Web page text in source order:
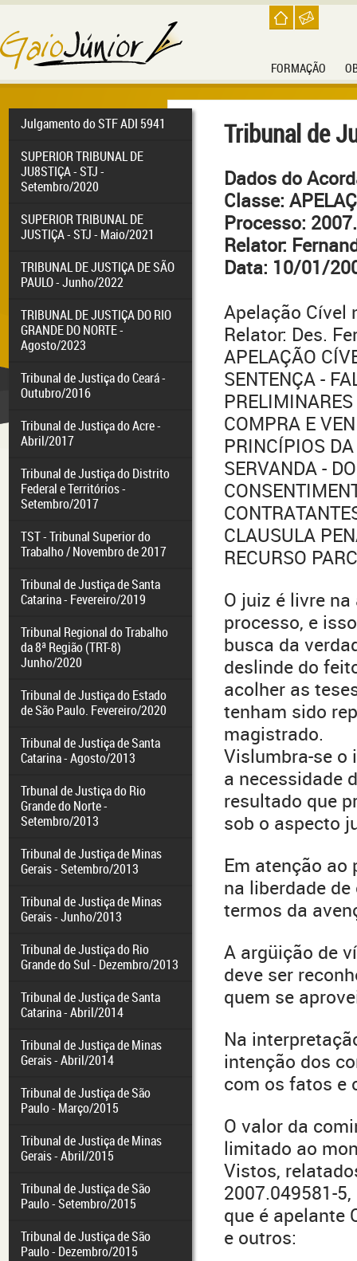
FORMAÇÃO
Julgamento do STF ADI 5941
SUPERIOR TRIBUNAL DE
JU8STIÇA - STJ -
Setembro/2020
SUPERIOR TRIBUNAL DE
JUSTIÇA - STJ - Maio/2021
TRIBUNAL DE JUSTIÇA DE SÃO
PAULO - Junho/2022
TRIBUNAL DE JUSTIÇA DO RIO
GRANDE DO NORTE -
Agosto/2023
Tribunal de Justiça do Ceará -
Outubro/2016
Tribunal de Justiça do Acre -
Abril/2017
Tribunal de Justiça do Distrito
Federal e Territórios -
Setembro/2017
TST - Tribunal Superior do
Trabalho / Novembro de 2017
Tribunal de Justiça de Santa
Catarina - Fevereiro/2019
Tribunal Regional do Trabalho
da 8ª Região (TRT-8)
Junho/2020
Tribunal de Justiça do Estado
de São Paulo. Fevereiro/2020
Tribunal de Justiça de Santa
Catarina - Agosto/2013
Trbunal de Justiça do Rio
Grande do Norte -
Setembro/2013
Tribunal de Justiça de Minas
Gerais - Setembro/2013
Tribunal de Justiça de Minas
Gerais - Junho/2013
Tribunal de Justiça do Rio
Grande do Sul - Dezembro/2013
Tribunal de Justiça de Santa
Catarina - Abril/2014
Tribunal de Justiça de Minas
Gerais - Abril/2014
Tribunal de Justiça de São
Paulo - Março/2015
Tribunal de Justiça de Minas
Gerais - Abril/2015
Tribunal de Justiça de São
Paulo - Setembro/2015
Tribunal de Justiça de São
Paulo - Dezembro/2015
Tribunal de
Dados do
Classe:
Processo:
Relator:
Data: 10/01/
Apelação Cível
Relator: Des.
APELAÇÃO
SENTENÇA -
COMPRA E
PRINCÍPIOS
SERVANDA -
CLAUSULA
RECURSO
O juiz é livre
processo, e
busca da
deslinde do
acolher as
tenham sido
magistrado.
Vislumbra-se o
a necessidade
resultado que
sob o aspecto
Em atenção
na liberdade
termos da
A argüição de
deve ser
quem se
Na
intenção dos
com os fatos e
O valor da
limitado ao
Vistos,
2007.049581-
que é apelante
e outros: